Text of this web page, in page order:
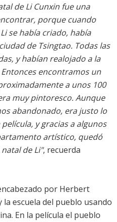
de Li Cunxin fue una
porque cuando
se había criado, había
de Tsingtao. Todas las
y habían realojado a la
encontramos un
a unos 100
muy pintoresco. Aunque
abandonado, era justo lo
y gracias a algunos
artístico, quedó
de Li", recuerda
por Herbert
la escuela del pueblo usando
En la película el pueblo